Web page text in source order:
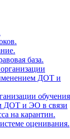
база.
ДОТ и
обучения
ДОТ и ЭО в связи
на карантин.
оценивания.